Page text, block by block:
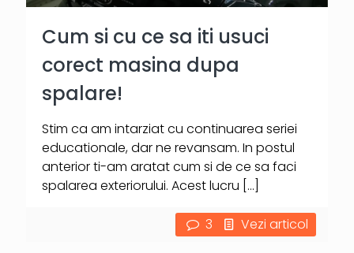
Cum si cu ce sa iti usuci
corect masina dupa
spalare!
Stim ca am intarziat cu continuarea seriei
educationale, dar ne revansam. In postul
anterior ti-am aratat cum si de ce sa faci
spalarea exteriorului. Acest lucru […]
3 Vezi articol